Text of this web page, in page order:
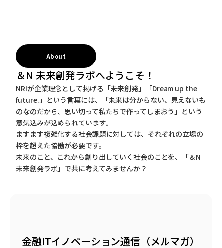
About
＆N 未来創発ラボへようこそ！
NRIが企業理念として掲げる「未来創発」「Dream up the
future.」という言葉には、「未来は分からない、見えないも
のなのだから、思い切って私たちで作ってしまおう」という
意気込みが込められています。
ますます複雑化する社会課題に対しては、それぞれの立場の
枠を超えた協働が必要です。
未来のこと、これから創り出していく社会のことを、「＆N
未来創発ラボ」で共に考えてみませんか？
金融ITイノベーション通信（メルマガ）